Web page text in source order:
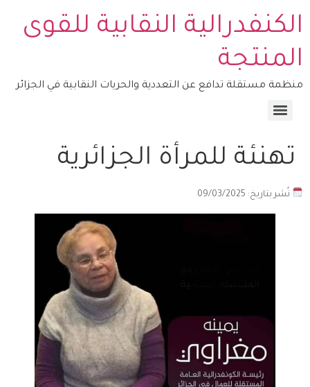
الكنفدرالية النقابية للقوى
المنتجة
منظمة مستقلة تدافع عن التعددية والحريات النقابية في الجزائر
تهنئة للمرأة الجزائرية
نُشر بتاريخ: 09/03/2025